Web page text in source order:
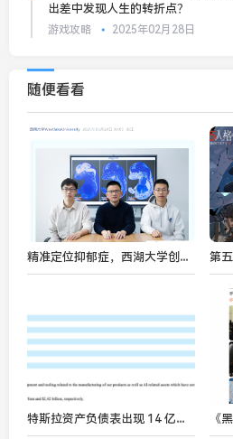
出差中发现人生的转折点？
游戏攻略 2025年02月28日
随便看看
精准定位抑郁症，西湖大学创新算法 gsMap 精准绘制大脑疾病细胞导航图
特斯拉资产负债表出现 14 亿美元缺口遭质疑